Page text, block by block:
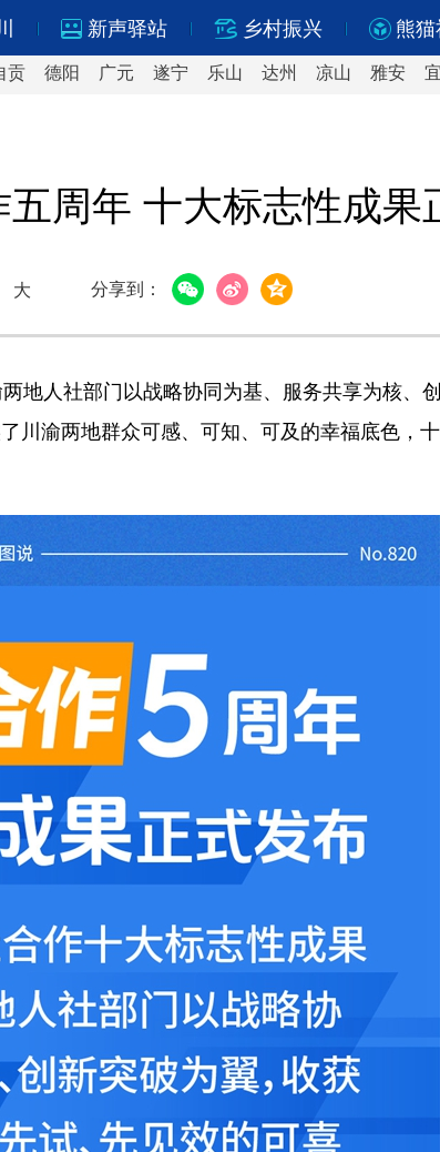
新声驿站 乡村振兴 熊猫
贡 德阳 广元 遂宁 乐山 达州 凉山 雅安
周年 十大标志性成果
大 分享到：
地人社部门以战略协同为基、服务共享为核、
川渝两地群众可感、可知、可及的幸福底色，